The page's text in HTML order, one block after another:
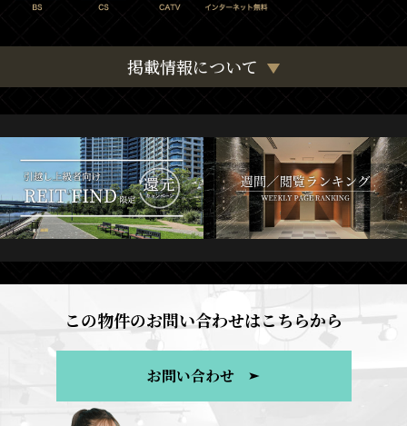
掲載情報について
この物件のお問い合わせはこちらから
お問い合わせ